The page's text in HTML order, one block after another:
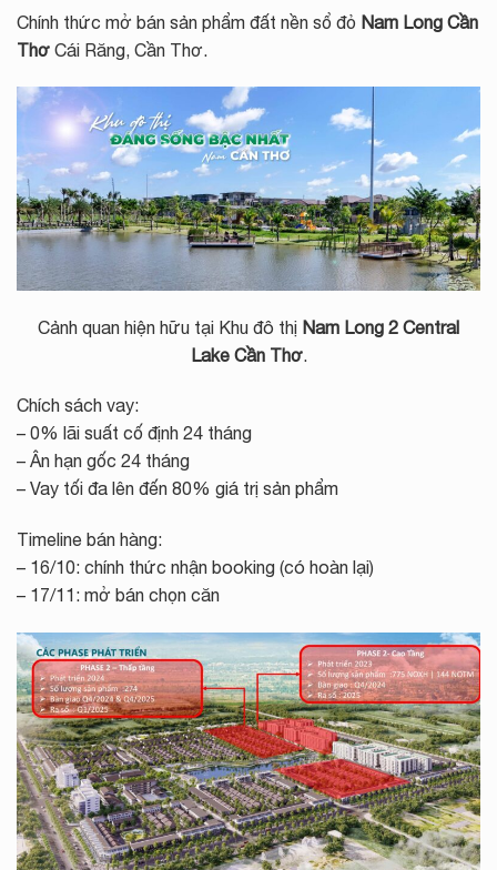
Chính thức mở bán sản phẩm đất nền sổ đỏ Nam Long Cần
Thơ Cái Răng, Cần Thơ.
Cảnh quan hiện hữu tại Khu đô thị Nam Long 2 Central
Lake Cần Thơ.
Chích sách vay:
– 0% lãi suất cố định 24 tháng
– Ân hạn gốc 24 tháng
– Vay tối đa lên đến 80% giá trị sản phẩm
Timeline bán hàng:
– 16/10: chính thức nhận booking (có hoàn lại)
– 17/11: mở bán chọn căn